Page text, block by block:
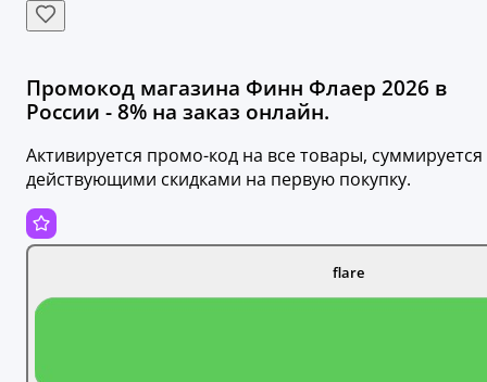
Промокод магазина Финн Флаер 2026 в
России - 8% на заказ онлайн.
Активируется промо-код на все товары, суммируется
действующими скидками на первую покупку.
flare